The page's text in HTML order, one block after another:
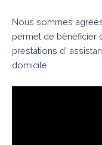
Nous sommes
permet de bénéficier
prestations d’
domicile.